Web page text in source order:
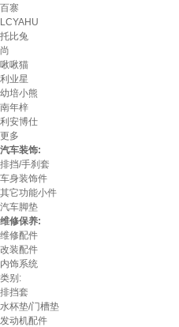
百寨
LCYAHU
托比兔
尚
啾啾猫
利业星
幼培小熊
南年梓
利安博仕
更多
汽车装饰:
排挡/手刹套
车身装饰件
其它功能小件
汽车脚垫
维修保养:
维修配件
改装配件
内饰系统
类别:
排挡套
水杯垫/门槽垫
发动机配件